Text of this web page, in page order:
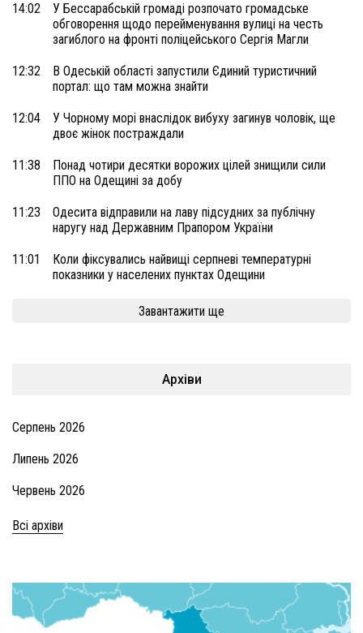
14:02
У Бессарабській громаді розпочато громадське
обговорення щодо перейменування вулиці на честь
загиблого на фронті поліцейського Сергія Магли
12:32
В Одеській області запустили Єдиний туристичний
портал: що там можна знайти
12:04
У Чорному морі внаслідок вибуху загинув чоловік, ще
двоє жінок постраждали
11:38
Понад чотири десятки ворожих цілей знищили сили
ППО на Одещині за добу
11:23
Одесита відправили на лаву підсудних за публічну
наругу над Державним Прапором України
11:01
Коли фіксувались найвищі серпневі температурні
показники у населених пунктах Одещини
Завантажити ще
Архіви
Серпень 2026
Липень 2026
Червень 2026
Всі архіви